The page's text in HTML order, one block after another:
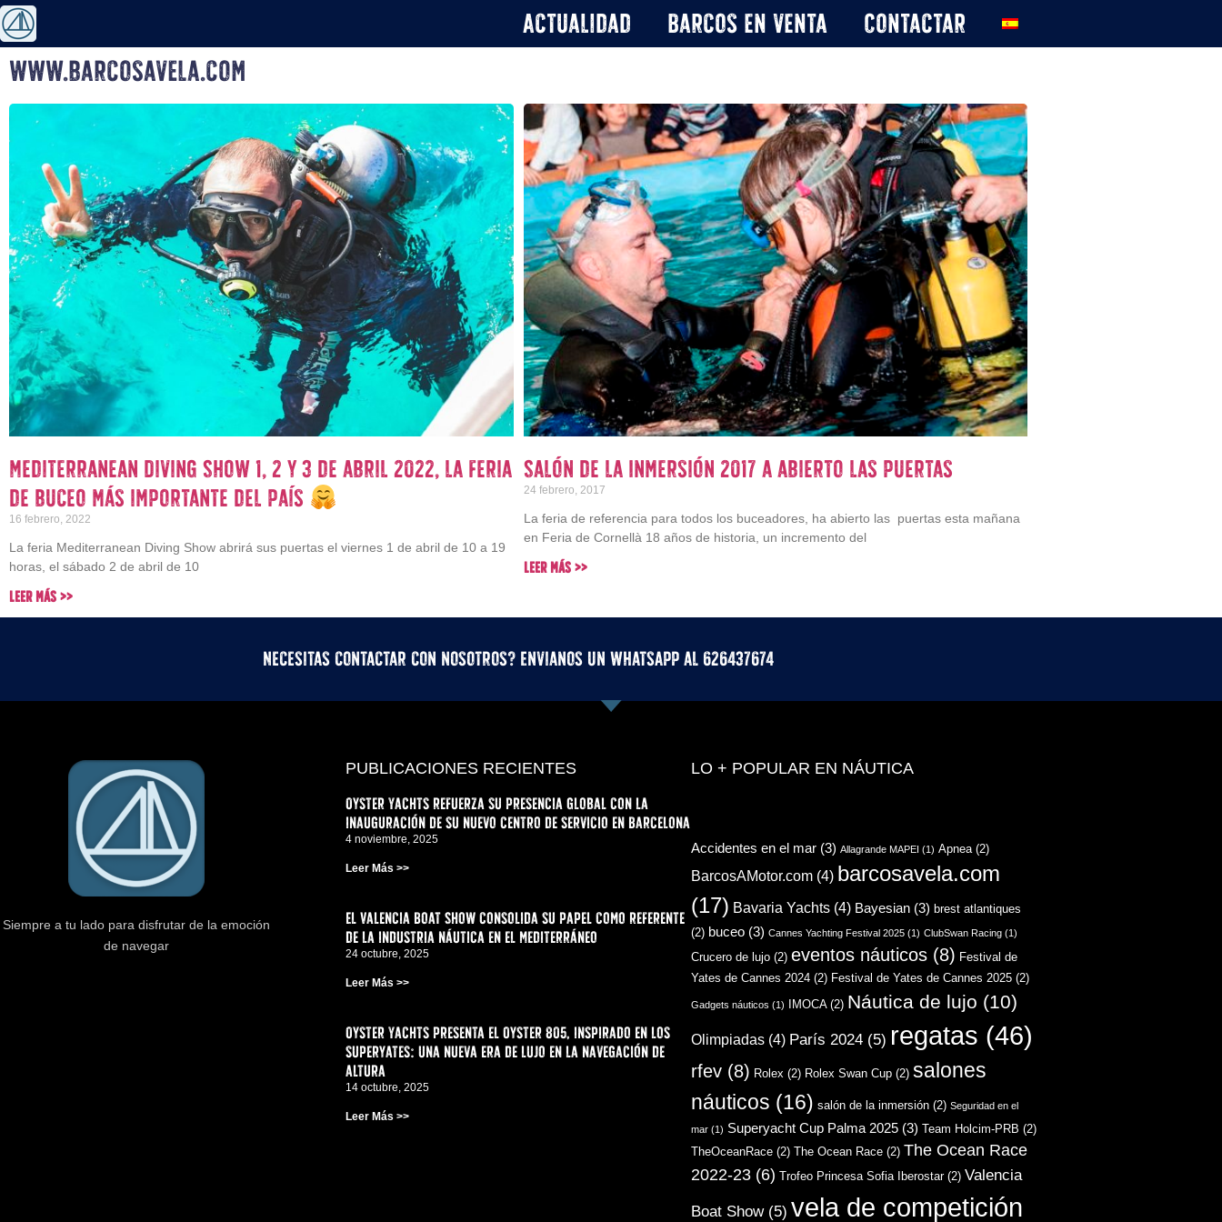
Actualidad Barcos en venta Contactar
www.barcosavela.com
Mediterranean Diving Show 1, 2 y 3 de abril 2022, la feria
de buceo más importante del país
16 febrero, 2022
La feria Mediterranean Diving Show abrirá sus puertas el viernes 1 de abril de 10 a 19
horas, el sábado 2 de abril de 10
Leer Más >>
Salón de la Inmersión 2017 a abierto las puertas
24 febrero, 2017
La feria de referencia para todos los buceadores, ha abierto las puertas esta mañana
en Feria de Cornellà 18 años de historia, un incremento del
Leer Más >>
Necesitas contactar con nosotros? Envianos un whatsApp al 626437674
Siempre a tu lado para disfrutar de la emoción
de navegar
PUBLICACIONES RECIENTES
Oyster Yachts refuerza su presencia global con la
inauguración de su nuevo centro de servicio en Barcelona
4 noviembre, 2025
Leer Más >>
El Valencia Boat Show consolida su papel como referente
de la industria náutica en el Mediterráneo
24 octubre, 2025
Leer Más >>
Oyster Yachts presenta el Oyster 805, inspirado en los
superyates: una nueva era de lujo en la navegación de
altura
14 octubre, 2025
Leer Más >>
LO + POPULAR EN NÁUTICA
Accidentes en el mar(3) Allagrande MAPEI (1) Apnea(2)
BarcosAMotor.com(4) barcosavela.com
(17) Bavaria Yachts(4) Bayesian(3) brest atlantiques
(2) buceo(3) Cannes Yachting Festival 2025(1) ClubSwan Racing(1)
Crucero de lujo(2) eventos náuticos(8) Festival de
Yates de Cannes 2024(2) Festival de Yates de Cannes 2025(2)
Gadgets náuticos (1) IMOCA(2) Náutica de lujo (10)
Olimpiadas(4) París 2024(5) regatas (46)
rfev(8) Rolex (2) Rolex Swan Cup(2) salones
náuticos (16) salón de la inmersión(2) Seguridad en el
mar(1) Superyacht Cup Palma 2025(3) Team Holcim-PRB (2)
TheOceanRace(2) The Ocean Race(2) The Ocean Race
2022-23(6) Trofeo Princesa Sofia Iberostar(2) Valencia
Boat Show(5) vela de competición